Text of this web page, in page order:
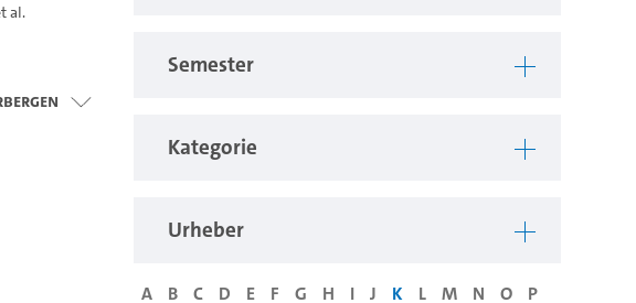
Semester
Kategorie
Urheber
A B C D E F G H I J K L M N O
P
al.